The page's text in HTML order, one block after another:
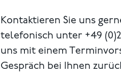
Kontaktieren Sie uns
telefonisch unter +49
uns mit einem
Gespräch bei Ihnen